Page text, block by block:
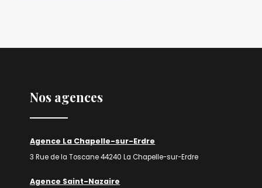
Nos agences
Agence La Chapelle-sur-Erdre
3 Rue de la Toscane 44240 La Chapelle-sur-Erdre
Agence Saint-Nazaire